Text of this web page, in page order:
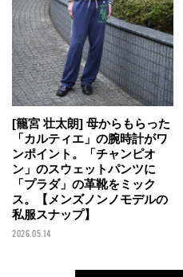
[籠宮 壮太朗] 母からもらった
「カルティエ」の腕時計がワ
ンポイント。「チャンピオ
ン」のスウェットパンツに
「プラダ」の革靴をミック
ス。【メンズノンノモデルの
私服スナップ】
2026.05.14